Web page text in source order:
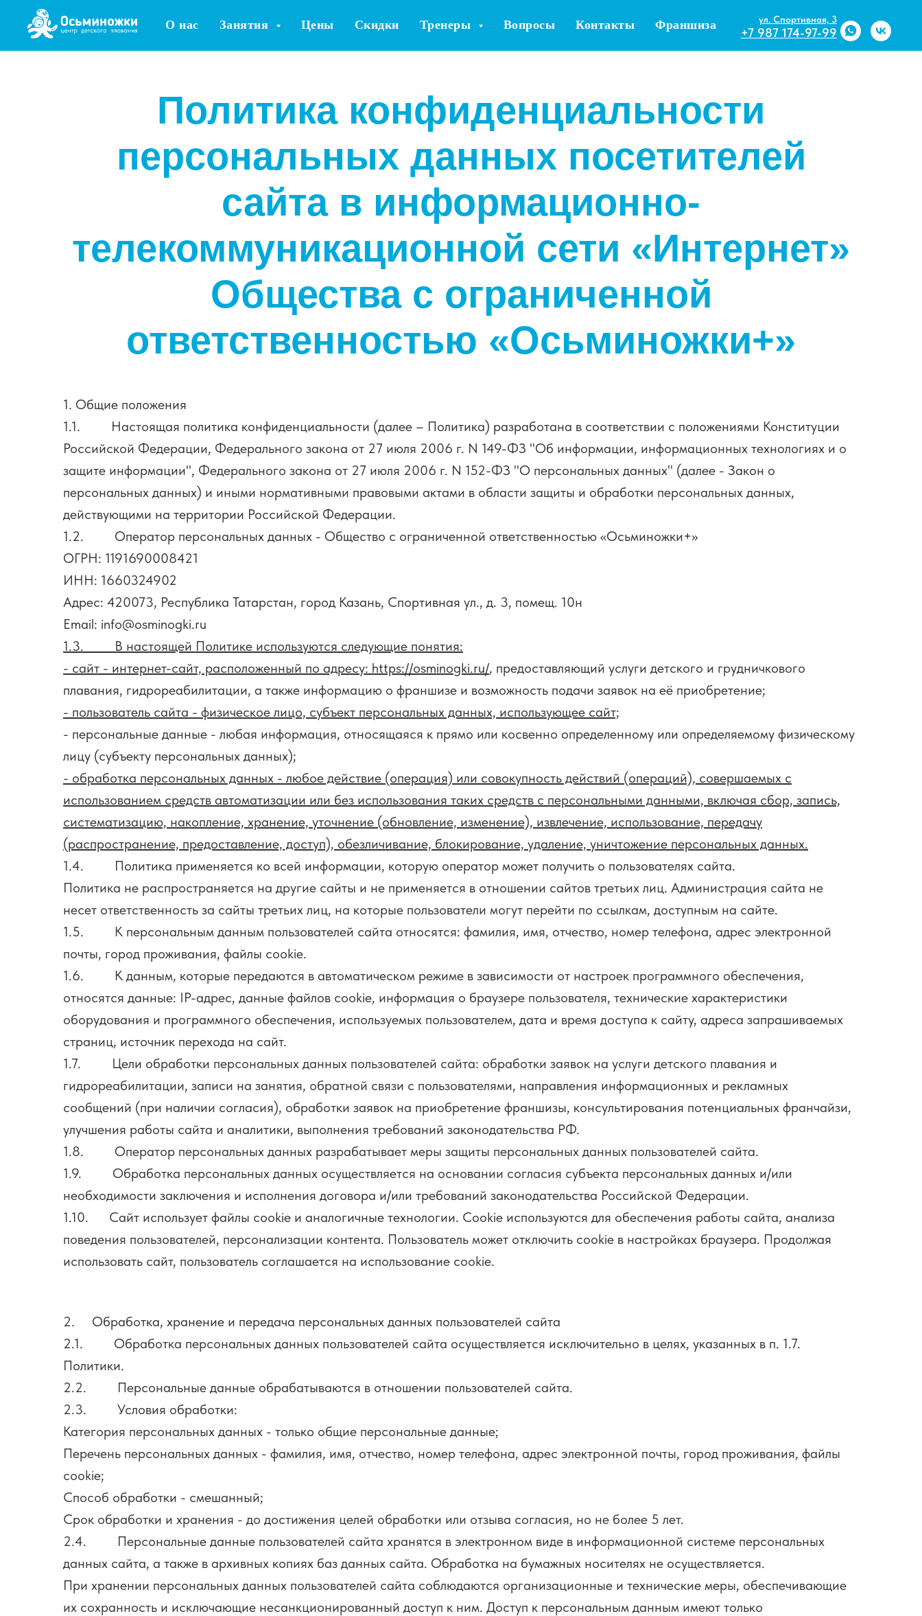
О нас Занятия Цены Скидки Тренеры Вопросы Контакты Франшиза ул. Спортивная, 3
+7 987 174-97-99
Политика конфиденциальности
персональных данных посетителей
сайта в информационно-
телекоммуникационной сети «Интернет»
Общества с ограниченной
ответственностью «Осьминожки+»
1. Общие положения
1.1. Настоящая политика конфиденциальности (далее – Политика) разработана в соответствии с положениями Конституции
Российской Федерации, Федерального закона от 27 июля 2006 г. N 149-ФЗ "Об информации, информационных технологиях и о
защите информации", Федерального закона от 27 июля 2006 г. N 152-ФЗ "О персональных данных" (далее - Закон о
персональных данных) и иными нормативными правовыми актами в области защиты и обработки персональных данных,
действующими на территории Российской Федерации.
1.2. Оператор персональных данных - Общество с ограниченной ответственностью «Осьминожки+»
ОГРН: 1191690008421
ИНН: 1660324902
Адрес: 420073, Республика Татарстан, город Казань, Спортивная ул., д. 3, помещ. 10н
Email: info@osminogki.ru
1.3. В настоящей Политике используются следующие понятия:
- сайт - интернет-сайт, расположенный по адресу: https://osminogki.ru/, предоставляющий услуги детского и грудничкового
плавания, гидрореабилитации, а также информацию о франшизе и возможность подачи заявок на её приобретение;
- пользователь сайта - физическое лицо, субъект персональных данных, использующее сайт;
- персональные данные - любая информация, относящаяся к прямо или косвенно определенному или определяемому физическому
лицу (субъекту персональных данных);
- обработка персональных данных - любое действие (операция) или совокупность действий (операций), совершаемых с
использованием средств автоматизации или без использования таких средств с персональными данными, включая сбор, запись,
систематизацию, накопление, хранение, уточнение (обновление, изменение), извлечение, использование, передачу
(распространение, предоставление, доступ), обезличивание, блокирование, удаление, уничтожение персональных данных.
1.4. Политика применяется ко всей информации, которую оператор может получить о пользователях сайта.
Политика не распространяется на другие сайты и не применяется в отношении сайтов третьих лиц. Администрация сайта не
несет ответственность за сайты третьих лиц, на которые пользователи могут перейти по ссылкам, доступным на сайте.
1.5. К персональным данным пользователей сайта относятся: фамилия, имя, отчество, номер телефона, адрес электронной
почты, город проживания, файлы cookie.
1.6. К данным, которые передаются в автоматическом режиме в зависимости от настроек программного обеспечения,
относятся данные: IP-адрес, данные файлов cookie, информация о браузере пользователя, технические характеристики
оборудования и программного обеспечения, используемых пользователем, дата и время доступа к сайту, адреса запрашиваемых
страниц, источник перехода на сайт.
1.7. Цели обработки персональных данных пользователей сайта: обработки заявок на услуги детского плавания и
гидрореабилитации, записи на занятия, обратной связи с пользователями, направления информационных и рекламных
сообщений (при наличии согласия), обработки заявок на приобретение франшизы, консультирования потенциальных франчайзи,
улучшения работы сайта и аналитики, выполнения требований законодательства РФ.
1.8. Оператор персональных данных разрабатывает меры защиты персональных данных пользователей сайта.
1.9. Обработка персональных данных осуществляется на основании согласия субъекта персональных данных и/или
необходимости заключения и исполнения договора и/или требований законодательства Российской Федерации.
1.10. Сайт использует файлы cookie и аналогичные технологии. Cookie используются для обеспечения работы сайта, анализа
поведения пользователей, персонализации контента. Пользователь может отключить cookie в настройках браузера. Продолжая
использовать сайт, пользователь соглашается на использование cookie.
2. Обработка, хранение и передача персональных данных пользователей сайта
2.1. Обработка персональных данных пользователей сайта осуществляется исключительно в целях, указанных в п. 1.7.
Политики.
2.2. Персональные данные обрабатываются в отношении пользователей сайта.
2.3. Условия обработки:
Категория персональных данных - только общие персональные данные;
Перечень персональных данных - фамилия, имя, отчество, номер телефона, адрес электронной почты, город проживания, файлы
cookie;
Способ обработки - смешанный;
Срок обработки и хранения - до достижения целей обработки или отзыва согласия, но не более 5 лет.
2.4. Персональные данные пользователей сайта хранятся в электронном виде в информационной системе персональных
данных сайта, а также в архивных копиях баз данных сайта. Обработка на бумажных носителях не осуществляется.
При хранении персональных данных пользователей сайта соблюдаются организационные и технические меры, обеспечивающие
их сохранность и исключающие несанкционированный доступ к ним. Доступ к персональным данным имеют только